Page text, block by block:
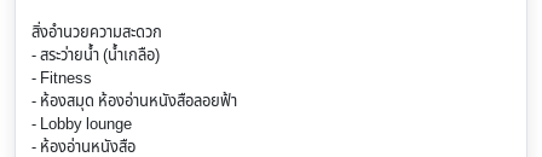
สิ่งอำนวยความสะดวก
- สระว่ายน้ำ (น้ำเกลือ)
- Fitness
- ห้องสมุด ห้องอ่านหนังสือลอยฟ้า
- Lobby lounge
- ห้องอ่านหนังสือ